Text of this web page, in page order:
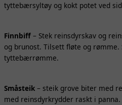
tyttebærsyltøy og kokt potet ved
Finnbiff – Stek reinsdyrskav og
og brunost. Tilsett fløte og rømme.
tyttebærrømme.
Småsteik – steik grove biter med
med reinsdyrkrydder raskt i